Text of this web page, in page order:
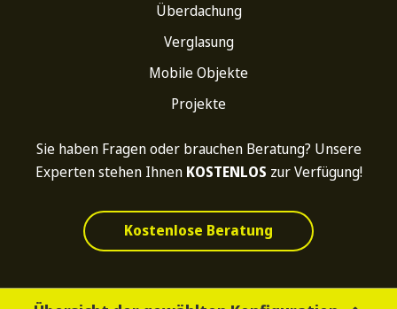
Überdachung
Verglasung
Mobile Objekte
Projekte
Sie haben Fragen oder brauchen Beratung? Unsere
Experten stehen Ihnen KOSTENLOS zur Verfügung!
Kostenlose Beratung